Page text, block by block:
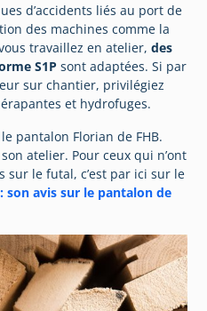
d’accidents liés au port de
des machines comme la
travaillez en atelier,des
S1P sont adaptées. Si par
sur chantier, privilégiez
et hydrofuges.
pantalon Florian de FHB.
atelier. Pour ceux qui n’ont
sur le futal, c’est par ici sur le
son avis sur le pantalon de